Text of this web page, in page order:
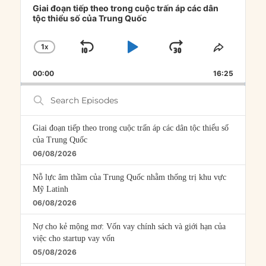
Player
Giai đoạn tiếp theo trong cuộc trấn áp các dân
tộc thiểu số của Trung Quốc
CHANGE
RATE
1X
SKIP
PLAYJUMP
FORWARD
SHARE
00:00 16:25
Search
Episodes
Giai đoạn tiếp theo trong cuộc trấn áp các dân tộc thiểu số
của Trung Quốc
06/08/2026
Nỗ lực âm thầm của Trung Quốc nhằm thống trị khu vực
Mỹ Latinh
06/08/2026
Nợ cho kẻ mộng mơ: Vốn vay chính sách và giới hạn của
việc cho startup vay vốn
05/08/2026